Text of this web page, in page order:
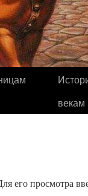
векам
его просмотра